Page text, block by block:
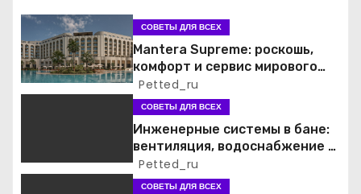
п
о
з
п
СОВЕТЫ ДЛЯ ВСЕХ
Mantera Supreme: роскошь,
комфорт и сервис мирового
уровня
Petted_ru
СОВЕТЫ ДЛЯ ВСЕХ
Инженерные системы в бане:
вентиляция, водоснабжение и
электрика
Petted_ru
СОВЕТЫ ДЛЯ ВСЕХ